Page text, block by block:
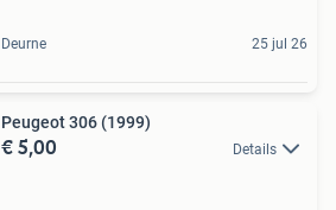
Deurne 25 jul 26
Peugeot 306 (1999)
€ 5,00 Details